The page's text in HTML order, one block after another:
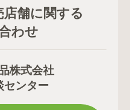
舗に関する
わせ
株式会社
センター